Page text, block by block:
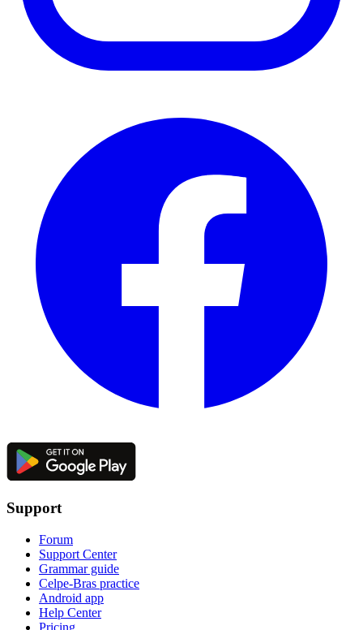
Support
Forum
Support Center
Grammar guide
Celpe-Bras practice
Android app
Help Center
Pricing